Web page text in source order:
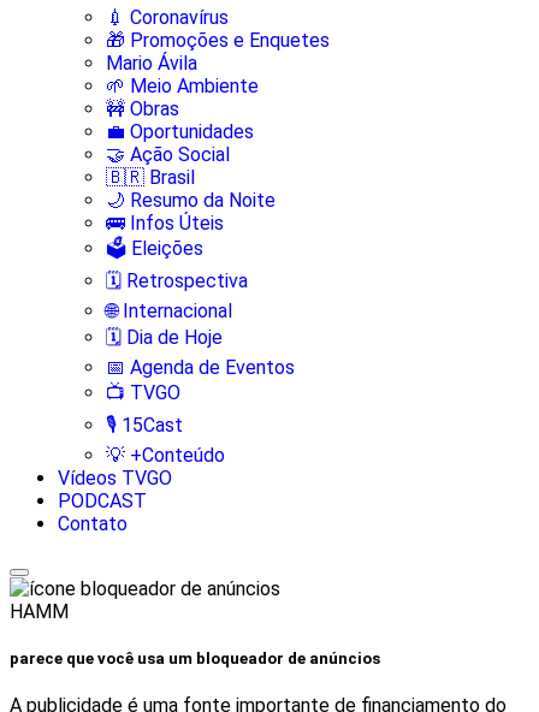
💉 Coronavírus
🎁 Promoções e Enquetes
Mario Ávila
🌱 Meio Ambiente
🚧 Obras
💼 Oportunidades
🤝 Ação Social
🇧🇷 Brasil
🌙 Resumo da Noite
🚌 Infos Úteis
🗳️ Eleições
🗓️ Retrospectiva
🌐 Internacional
🗓️ Dia de Hoje
📅 Agenda de Eventos
📺 TVGO
🎙️ 15Cast
💡 +Conteúdo
Vídeos TVGO
PODCAST
Contato
HAMM
parece que você usa um bloqueador de anúncios
A publicidade é uma fonte importante de financiamento do